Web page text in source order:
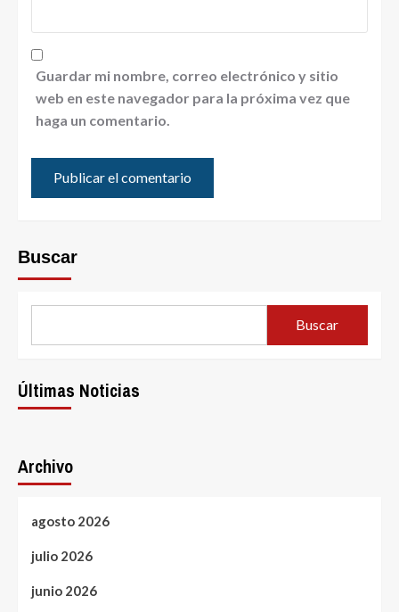
Guardar mi nombre, correo electrónico y sitio
web en este navegador para la próxima vez que
haga un comentario.
Buscar
Buscar
Últimas Noticias
Archivo
agosto 2026
julio 2026
junio 2026